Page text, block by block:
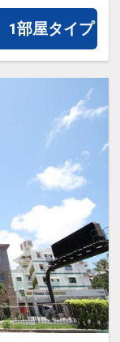
日本最西
剤の素１
用いただ
屋につき
泊以上
ス！
連泊以上
ス！
冷蔵庫・
程近く、
1部屋タイプ